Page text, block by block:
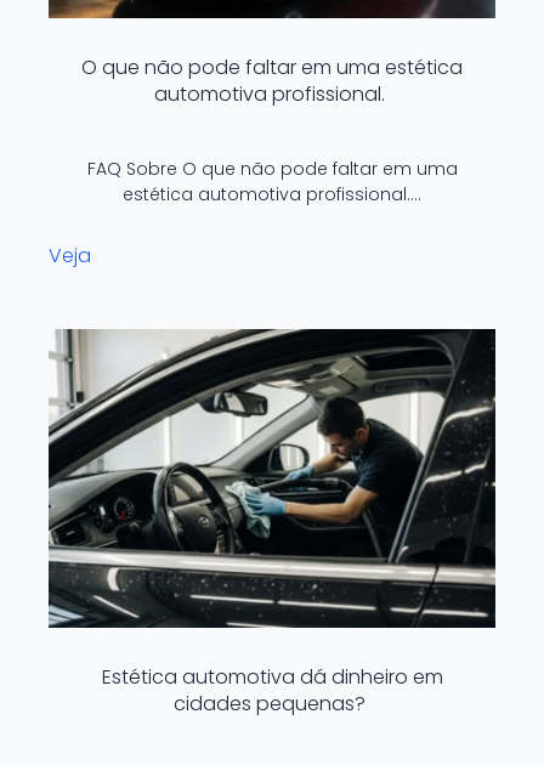
O que não pode faltar em uma estética
automotiva profissional.
FAQ Sobre O que não pode faltar em uma
estética automotiva profissional.…
Veja
Estética automotiva dá dinheiro em
cidades pequenas?